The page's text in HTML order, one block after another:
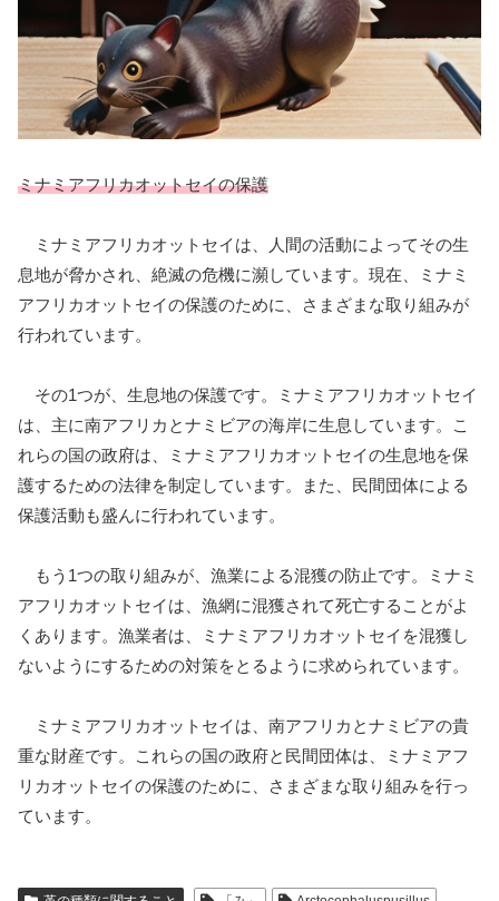
ミナミアフリカオットセイの保護
ミナミアフリカオットセイは、人間の活動によってその生
息地が脅かされ、絶滅の危機に瀕しています。現在、ミナミ
アフリカオットセイの保護のために、さまざまな取り組みが
行われています。
その1つが、生息地の保護です。ミナミアフリカオットセイ
は、主に南アフリカとナミビアの海岸に生息しています。こ
れらの国の政府は、ミナミアフリカオットセイの生息地を保
護するための法律を制定しています。また、民間団体による
保護活動も盛んに行われています。
もう1つの取り組みが、漁業による混獲の防止です。ミナミ
アフリカオットセイは、漁網に混獲されて死亡することがよ
くあります。漁業者は、ミナミアフリカオットセイを混獲し
ないようにするための対策をとるように求められています。
ミナミアフリカオットセイは、南アフリカとナミビアの貴
重な財産です。これらの国の政府と民間団体は、ミナミアフ
リカオットセイの保護のために、さまざまな取り組みを行っ
ています。